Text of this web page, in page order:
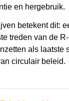
en hergebruik.
betekent dit:
treden van de
als laatste
circulair beleid.